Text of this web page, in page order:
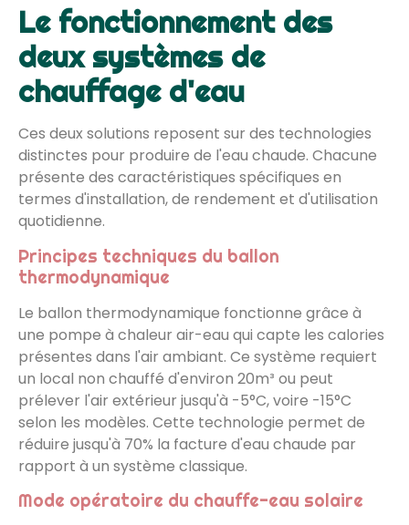
Le fonctionnement des
deux systèmes de
chauffage d'eau
Ces deux solutions reposent sur des technologies
distinctes pour produire de l'eau chaude. Chacune
présente des caractéristiques spécifiques en
termes d'installation, de rendement et d'utilisation
quotidienne.
Principes techniques du ballon
thermodynamique
Le ballon thermodynamique fonctionne grâce à
une pompe à chaleur air-eau qui capte les calories
présentes dans l'air ambiant. Ce système requiert
un local non chauffé d'environ 20m³ ou peut
prélever l'air extérieur jusqu'à -5°C, voire -15°C
selon les modèles. Cette technologie permet de
réduire jusqu'à 70% la facture d'eau chaude par
rapport à un système classique.
Mode opératoire du chauffe-eau solaire